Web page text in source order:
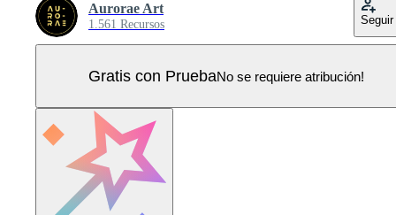
Aurorae Art
1.561 Recursos Seguir
Gratis con PruebaNo se requiere atribución!